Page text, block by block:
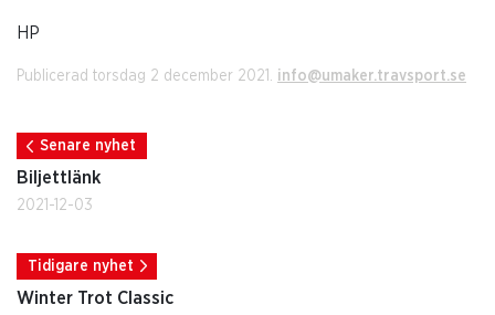
HP
Publicerad torsdag 2 december 2021. info@umaker.travsport.se
Senare nyhet
Biljettlänk
2021-12-03
Tidigare nyhet
Winter Trot Classic